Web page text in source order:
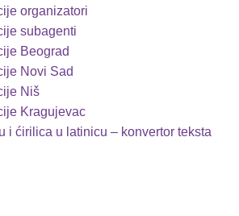
organizatori
subagenti
Beograd
Novi Sad
Niš
Kragujevac
i ćirilica u latinicu – konvertor teksta